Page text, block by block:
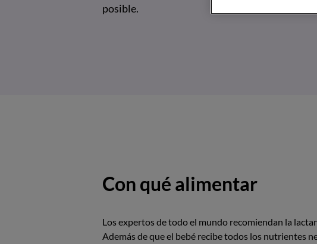
posible.
Con qué alimentar
Los expertos de todo el mundo recomiendan la
Además de que el bebé recibe todos los nutrientes